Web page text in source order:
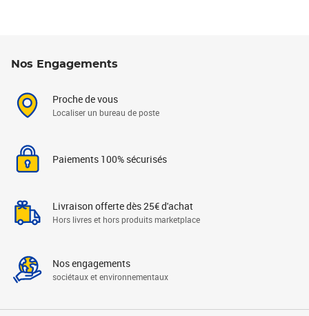
Nos Engagements
Proche de vous
Localiser un bureau de poste
Paiements 100% sécurisés
Livraison offerte dès 25€ d'achat
Hors livres et hors produits marketplace
Nos engagements
sociétaux et environnementaux